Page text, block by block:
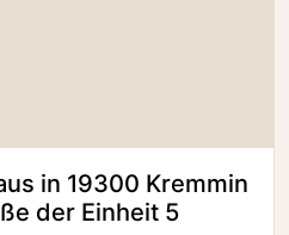
in 19300 Kremmin
der Einheit 5